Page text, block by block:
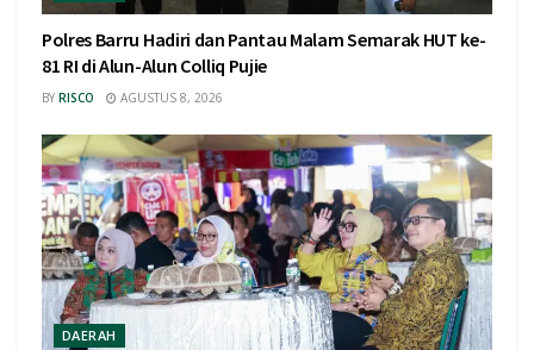
Polres Barru Hadiri dan Pantau Malam Semarak HUT ke-
81 RI di Alun-Alun Colliq Pujie
BY RISCO AGUSTUS 8, 2026
DAERAH